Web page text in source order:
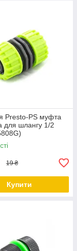
Presto-PS муфта
для шлангу 1/2
19 ₴
Купити